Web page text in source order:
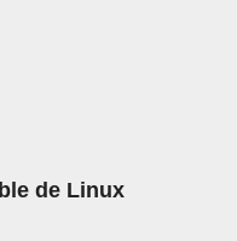
de Linux